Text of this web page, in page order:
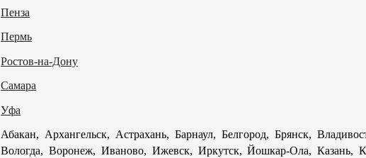
Пенза
Пермь
Ростов-на-Дону
Самара
Уфа
Абакан, Архангельск, Астрахань, Барнаул, Белгород, Брянск,
Вологда, Воронеж, Иваново, Ижевск, Иркутск, Йошкар-Ола, Казань,